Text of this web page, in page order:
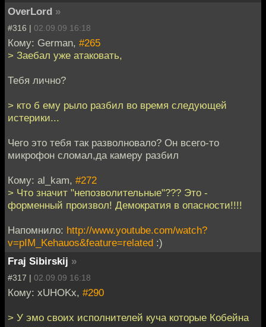
OverLord »
#316 | 02.09.09 16:18
Кому: German, #265
> Заебал уже атаковать,
Тебя лично?
> кто б ему рыло разбил во время следующей
истерики...
Чего это тебя так разволновало? Он всего-то
микрофон сломал,да камеру разбил
Кому: al_kam, #272
> Что значит "непозволительные"??? Это -
форменный произвол! Демократия в опасности!!!!
Напомнило: http://www.youtube.com/watch?
v=pIM_Kehauos&feature=related :)
Fraj Sibirskij »
#317 | 02.09.09 16:18
Кому: xUHOKx, #290
> У эмо своих исполнителей куча которые Кобейна